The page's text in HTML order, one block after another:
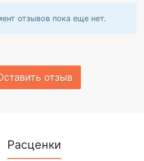
отзывов пока еще нет.
отзыв
Расценки